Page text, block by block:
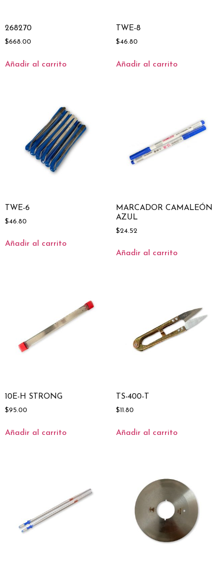
268270
$668.00
Añadir al carrito
TWE-8
$46.80
Añadir al carrito
TWE-6
$46.80
Añadir al carrito
MARCADOR CAMALEÓN
AZUL
$24.52
Añadir al carrito
10E-H STRONG
$95.00
Añadir al carrito
TS-400-T
$ 11.80
Añadir al carrito